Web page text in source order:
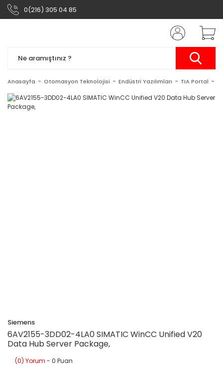
0(216) 305 04 85
Anasayfa Otomasyon Teknolojisi Endüstri Yazılımları TIA Portal
Siemens
6AV2155-3DD02-4LA0 SIMATIC WinCC Unified V20
Data Hub Server Package,
(0) Yorum - 0 Puan